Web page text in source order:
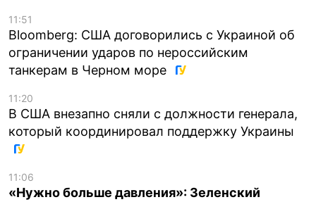
11:51
Bloomberg: США договорились с Украиной об
ограничении ударов по нероссийским
танкерам в Черном море
11:20
В США внезапно сняли с должности генерала,
который координировал поддержку Украины
11:06
«Нужно больше давления»: Зеленский